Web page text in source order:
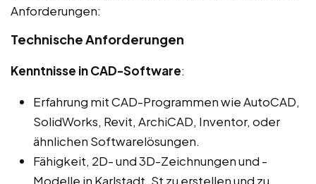
Anforderungen:
Technische Anforderungen
Kenntnisse in CAD-Software:
Erfahrung mit CAD-Programmen wie AutoCAD,
SolidWorks, Revit, ArchiCAD, Inventor, oder
ähnlichen Softwarelösungen.
Fähigkeit, 2D- und 3D-Zeichnungen und -
Modelle in Karlstadt, St zu erstellen und zu